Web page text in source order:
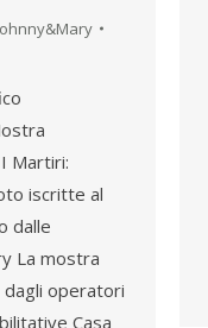
Martiri:
iscritte al
dalle
La mostra
operatori
Casa